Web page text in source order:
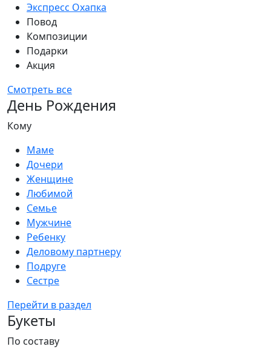
Экспресс Охапка
Повод
Композиции
Подарки
Акция
Смотреть все
День Рождения
Кому
Маме
Дочери
Женщине
Любимой
Семье
Мужчине
Ребенку
Деловому партнеру
Подруге
Сестре
Перейти в раздел
Букеты
По составу